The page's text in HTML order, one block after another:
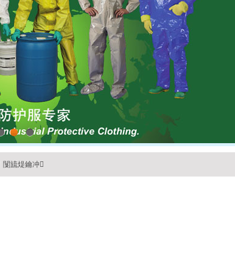
2
闅旈煶鑰冲